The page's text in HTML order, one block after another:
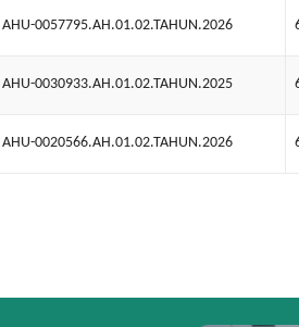
AHU-0057795.AH.01.02.TAHUN.2026
AHU-0030933.AH.01.02.TAHUN.2025
AHU-0020566.AH.01.02.TAHUN.2026